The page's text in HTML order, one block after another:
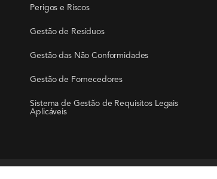
Perigos e Riscos
Gestão de Resíduos
Gestão das Não Conformidades
Gestão de Fornecedores
Sistema de Gestão de Requisitos Legais
Aplicáveis